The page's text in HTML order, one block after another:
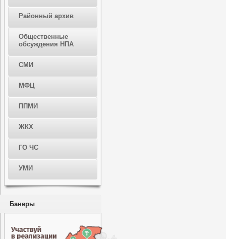
Районный архив
Общественные
обсуждения НПА
СМИ
МФЦ
ППМИ
ЖКХ
ГО ЧС
УМИ
Банеры